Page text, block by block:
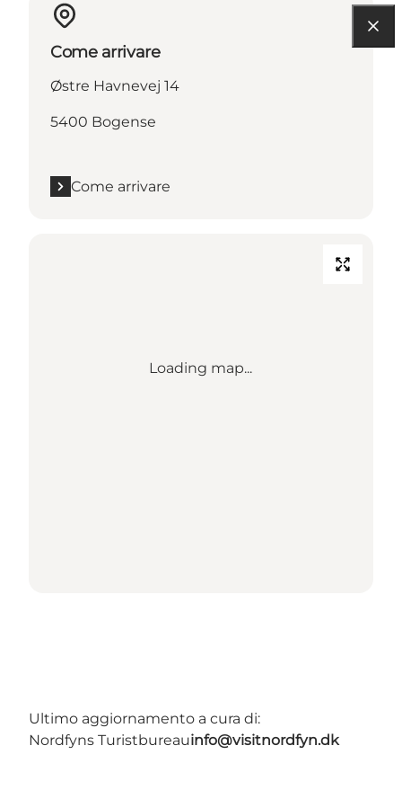
Come arrivare
Østre Havnevej 14
5400 Bogense
Come arrivare
Loading map...
Ultimo aggiornamento a cura di:
Nordfyns Turistbureauinfo@visitnordfyn.dk